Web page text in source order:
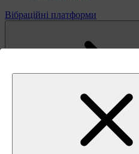
Вібраційні платформи
Віброплатформи для дому
Віброплатформи 4D